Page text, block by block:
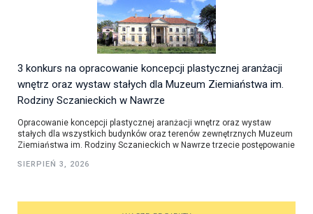
3 konkurs na opracowanie koncepcji plastycznej aranżacji
wnętrz oraz wystaw stałych dla Muzeum Ziemiaństwa im.
Rodziny Sczanieckich w Nawrze
Opracowanie koncepcji plastycznej aranżacji wnętrz oraz wystaw
stałych dla wszystkich budynków oraz terenów zewnętrznych Muzeum
Ziemiaństwa im. Rodziny Sczanieckich w Nawrze trzecie postępowanie
SIERPIEŃ 3, 2026